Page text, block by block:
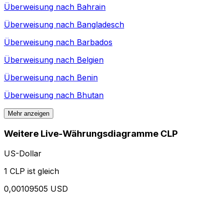
Überweisung nach Bahrain
Überweisung nach Bangladesch
Überweisung nach Barbados
Überweisung nach Belgien
Überweisung nach Benin
Überweisung nach Bhutan
Mehr anzeigen
Weitere Live-Währungsdiagramme CLP
US-Dollar
1 CLP ist gleich
0,00109505 USD